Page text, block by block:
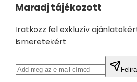
Maradj tájékozott
Iratkozz fel exkluzív
ismeretekért